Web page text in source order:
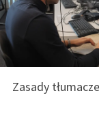
Zasady